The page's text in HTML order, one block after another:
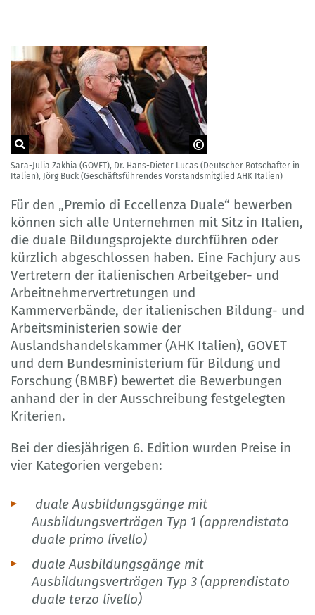
AHK Italien
Sara-Julia Zakhia (GOVET), Dr. Hans-Dieter Lucas (Deutscher Botschafter in
Italien), Jörg Buck (Geschäftsführendes Vorstandsmitglied AHK Italien)
Für den „Premio di Eccellenza Duale“ bewerben
können sich alle Unternehmen mit Sitz in Italien,
die duale Bildungsprojekte durchführen oder
kürzlich abgeschlossen haben. Eine Fachjury aus
Vertretern der italienischen Arbeitgeber- und
Arbeitnehmervertretungen und
Kammerverbände, der italienischen Bildung- und
Arbeitsministerien sowie der
Auslandshandelskammer (AHK Italien), GOVET
und dem Bundesministerium für Bildung und
Forschung (BMBF) bewertet die Bewerbungen
anhand der in der Ausschreibung festgelegten
Kriterien.
Bei der diesjährigen 6. Edition wurden Preise in
vier Kategorien vergeben:
duale Ausbildungsgänge mit
Ausbildungsverträgen Typ 1 (apprendistato
duale primo livello)
duale Ausbildungsgänge mit
Ausbildungsverträgen Typ 3 (apprendistato
duale terzo livello)